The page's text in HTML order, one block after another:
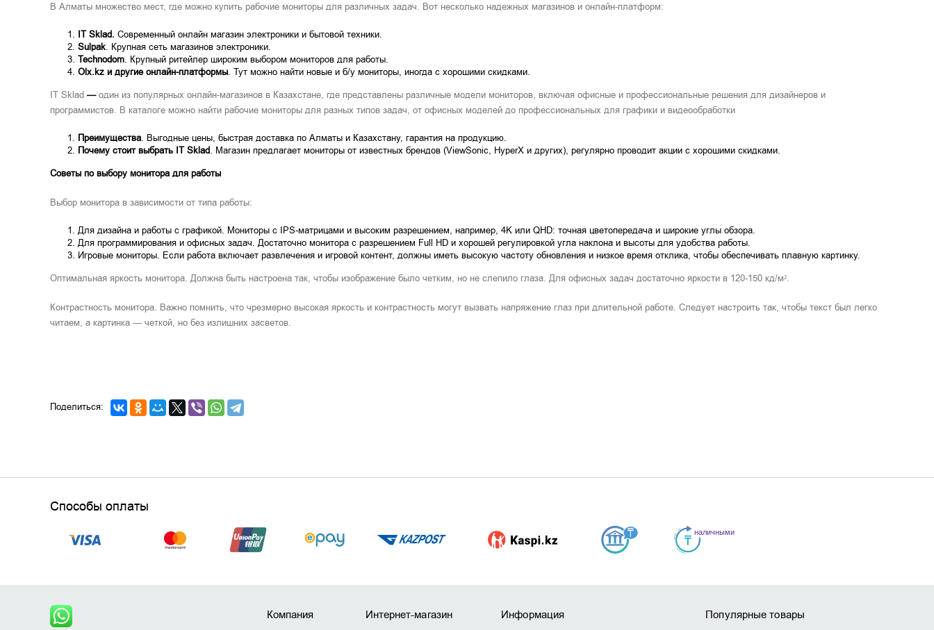
В Алматы множество мест, где можно купить рабочие мониторы для различных задач. Вот несколько надежных магазинов и онлайн-платформ:
IT Sklad. Современный онлайн магазин электроники и бытовой техники.
Sulpak. Крупная сеть магазинов электроники.
Technodom. Крупный ритейлер широким выбором мониторов для работы.
Olx.kz и другие онлайн-платформы. Тут можно найти новые и б/у мониторы, иногда с хорошими скидками.
IT Sklad—один из популярных онлайн-магазинов в Казахстане, где представлены различные модели мониторов, включая офисные и профессиональные решения для дизайнеров и
программистов. В каталоге можно найти рабочие мониторы для разных типов задач, от офисных моделей до профессиональных для графики и видеообработки
Преимущества. Выгодные цены, быстрая доставка по Алматы и Казахстану, гарантия на продукцию.
Почему стоит выбрать IT Sklad. Магазин предлагает мониторы от известных брендов (ViewSonic, HyperX и других), регулярно проводит акции с хорошими скидками.
Советы по выбору монитора для работы
Выбор монитора в зависимости от типа работы:
Для дизайна и работы с графикой. Мониторы с IPS-матрицами и высоким разрешением, например, 4K или QHD: точная цветопередача и широкие углы обзора.
Для программирования и офисных задач. Достаточно монитора с разрешением Full HD и хорошей регулировкой угла наклона и высоты для удобства работы.
Игровые мониторы. Если работа включает развлечения и игровой контент, должны иметь высокую частоту обновления и низкое время отклика, чтобы обеспечивать плавную картинку.
Оптимальная яркость монитора. Должна быть настроена так, чтобы изображение было четким, но не слепило глаза. Для офисных задач достаточно яркости в 120-150 кд/м².
Контрастность монитора. Важно помнить, что чрезмерно высокая яркость и контрастность могут вызвать напряжение глаз при длительной работе. Следует настроить так, чтобы текст был легко
читаем, а картинка — четкой, но без излишних засветов.
Поделиться:
Способы оплаты
Компания Интернет-магазин Информация Популярные товары